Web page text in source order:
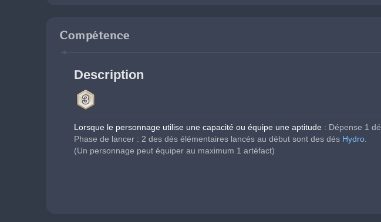
Compétence
Description
Lorsque le personnage utilise une capacité ou équipe une aptitude : Dépense 1 dé
Phase de lancer : 2 des dés élémentaires lancés au début sont des dés Hydro
(Un personnage peut équiper au maximum 1 artéfact)